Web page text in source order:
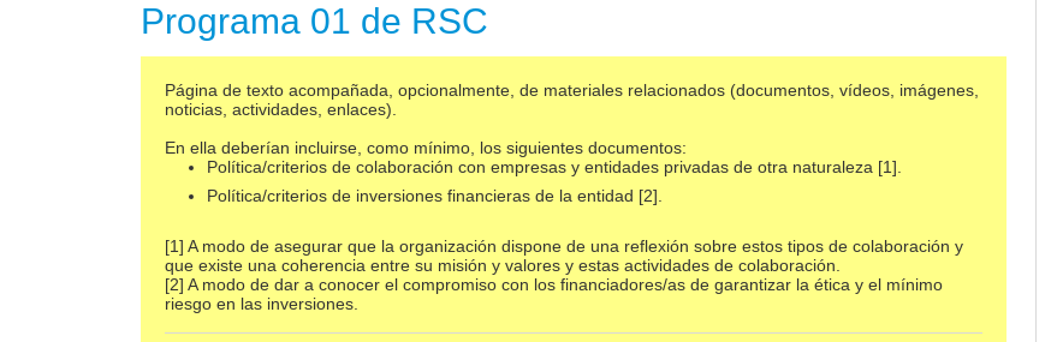
Programa 01 de RSC
Página de texto acompañada, opcionalmente, de materiales relacionados (documentos, vídeos, imágenes,
noticias, actividades, enlaces).
En ella deberían incluirse, como mínimo, los siguientes documentos:
Política/criterios de colaboración con empresas y entidades privadas de otra naturaleza [1].
Política/criterios de inversiones financieras de la entidad [2].
[1] A modo de asegurar que la organización dispone de una reflexión sobre estos tipos de colaboración y
que existe una coherencia entre su misión y valores y estas actividades de colaboración.
[2] A modo de dar a conocer el compromiso con los financiadores/as de garantizar la ética y el mínimo
riesgo en las inversiones.